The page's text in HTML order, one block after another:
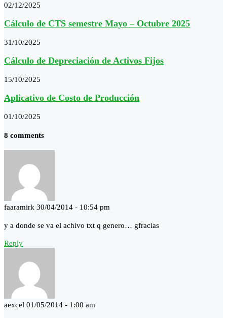
02/12/2025
Cálculo de CTS semestre Mayo – Octubre 2025
31/10/2025
Cálculo de Depreciación de Activos Fijos
15/10/2025
Aplicativo de Costo de Producción
01/10/2025
8 comments
faaramirk 30/04/2014 - 10:54 pm
y a donde se va el achivo txt q genero… gfracias
Reply
aexcel 01/05/2014 - 1:00 am